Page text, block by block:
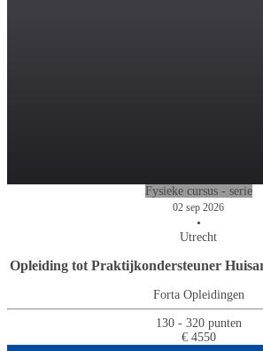
Fysieke cursus - serie
02 sep 2026
•
Utrecht
Opleiding tot Praktijkondersteuner
Forta Opleidingen
130 - 320 punten
€ 4550